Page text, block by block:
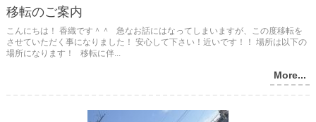
移転のご案内
こんにちは！ 香織です＾＾ 急なお話にはなってしまいますが、この度移転を
させていただく事になりました！ 安心して下さい！近いです！！ 場所は以下の
場所になります！ 移転に伴...
More...